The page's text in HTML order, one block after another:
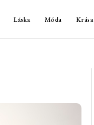
Láska Móda Krása